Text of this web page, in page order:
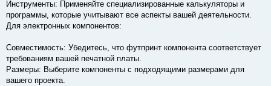
Инструменты: Применяйте специализированные калькуляторы и
программы, которые учитывают все аспекты вашей деятельности.
Для электронных компонентов:
Совместимость: Убедитесь, что футпринт компонента соответствует
требованиям вашей печатной платы.
Размеры: Выберите компоненты с подходящими размерами для
вашего проекта.